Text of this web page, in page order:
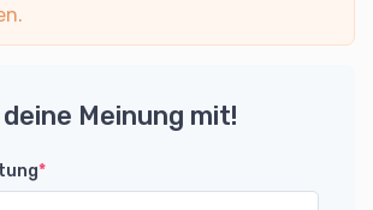
Meinung mit!
*